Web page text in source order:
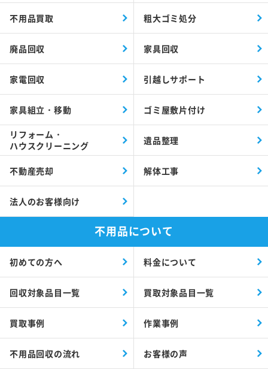
不用品買取 粗大ゴミ処分
廃品回収 家具回収
家電回収 引越しサポート
家具組立・移動 ゴミ屋敷片付け
リフォーム・
ハウスクリーニング
遺品整理
不動産売却 解体工事
法人のお客様向け
不用品について
初めての方へ 料金について
回収対象品目一覧 買取対象品目一覧
買取事例 作業事例
不用品回収の流れ お客様の声